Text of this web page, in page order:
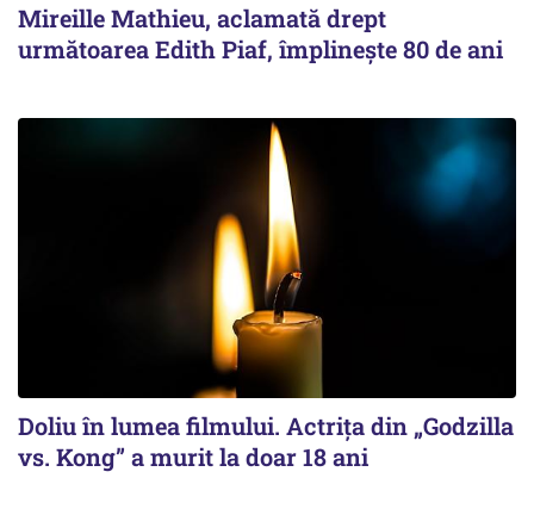
Mireille Mathieu, aclamată drept
următoarea Edith Piaf, împlinește 80 de ani
Doliu în lumea filmului. Actrița din „Godzilla
vs. Kong” a murit la doar 18 ani